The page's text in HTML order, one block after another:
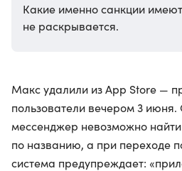
Какие именно санкции
не раскрывается.
Макс удалили из App Store —
пользователи вечером 3
мессенджер невозможно
по названию, а при переходе
система предупреждает: